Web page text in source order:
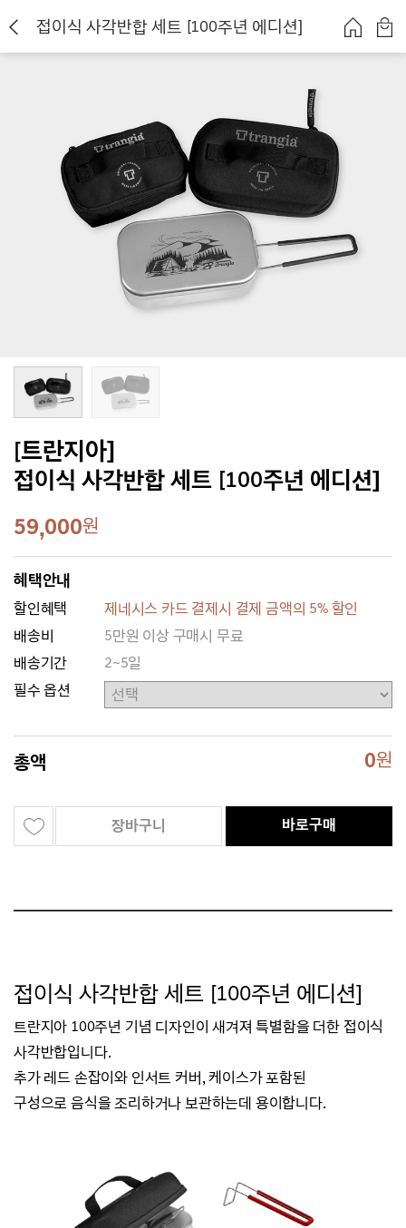
접이식 사각반합 세트 [100주년 에디션]
[트란지아]
접이식 사각반합 세트 [100주년 에디션]
59,000원
혜택안내
할인혜택
제네시스 카드 결제시 결제 금액의 5% 할인
배송비
5만원 이상 구매시 무료
배송기간
2~5일
필수 옵션
총액 0원
장바구니 바로구매
접이식 사각반합 세트 [100주년 에디션]
트란지아 100주년 기념 디자인이 새겨져 특별함을 더한 접이식
사각반합입니다.
추가 레드 손잡이와 인서트 커버, 케이스가 포함된
구성으로 음식을 조리하거나 보관하는데 용이합니다.